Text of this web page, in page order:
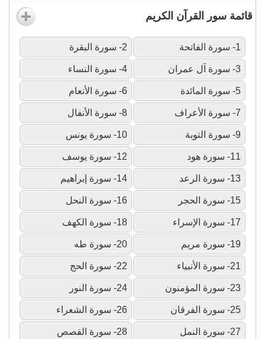
قائمة سور القرآن الكريم
1- سورة الفاتحة 2- سورة البقرة
3- سورة آل عمران 4- سورة النساء
5- سورة المائدة 6- سورة الأنعام
7- سورة الأعراف 8- سورة الأنفال
9- سورة التوبة 10- سورة يونس
11- سورة هود 12- سورة يوسف
13- سورة الرعد 14- سورة إبراهيم
15- سورة الحجر 16- سورة النحل
17- سورة الإسراء 18- سورة الكهف
19- سورة مريم 20- سورة طه
21- سورة الأنبياء 22- سورة الحج
23- سورة المؤمنون 24- سورة النور
25- سورة الفرقان 26- سورة الشعراء
27- سورة النمل 28- سورة القصص